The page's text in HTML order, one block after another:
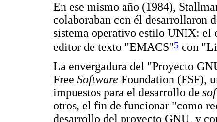
En ese mismo año (1984),
colaboraban con él desarrollaron
sistema operativo estilo UNIX: el
editor de texto "EMACS"5 con
La envergadura del "Proyecto
Free Software Foundation (FSF),
impuestos para el desarrollo de
otros, el fin de funcionar "como
desarrollo del proyecto GNU, y